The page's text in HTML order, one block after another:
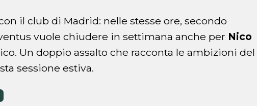
il club di Madrid: nelle stesse ore, secondo
vuole chiudere in settimana anche per Nico
Un doppio assalto che racconta le ambizioni del
sessione estiva.